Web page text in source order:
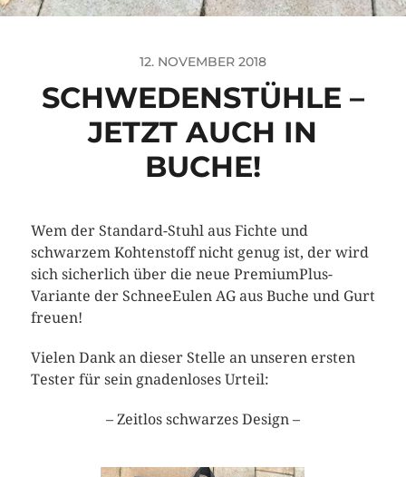
12. NOVEMBER 2018
SCHWEDENSTÜHLE –
JETZT AUCH IN
BUCHE!
Wem der Standard-Stuhl aus Fichte und
schwarzem Kohtenstoff nicht genug ist, der wird
sich sicherlich über die neue PremiumPlus-
Variante der SchneeEulen AG aus Buche und Gurt
freuen!
Vielen Dank an dieser Stelle an unseren ersten
Tester für sein gnadenloses Urteil:
– Zeitlos schwarzes Design –